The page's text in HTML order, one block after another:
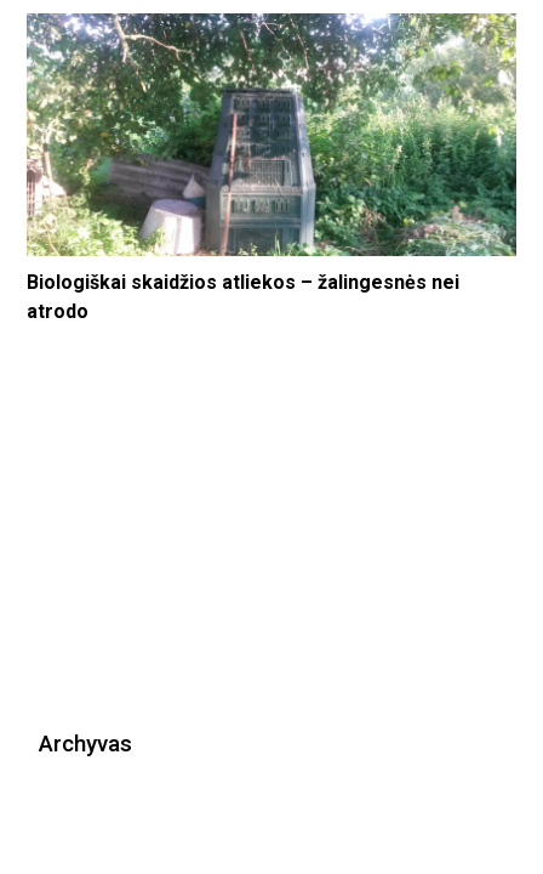
Biologiškai skaidžios atliekos – žalingesnės nei
atrodo
Archyvas